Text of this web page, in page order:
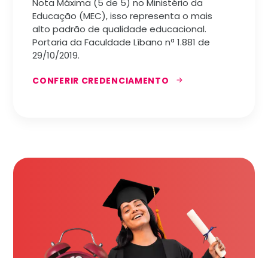
Nota Máxima (5 de 5) no Ministério da
Educação (MEC), isso representa o mais
alto padrão de qualidade educacional.
Portaria da Faculdade Líbano nª 1.881 de
29/10/2019.
CONFERIR CREDENCIAMENTO